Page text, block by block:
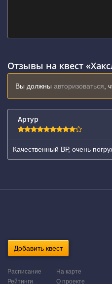
Отзывы на квест
Вы должны авторизоваться ,
Артур
Качественный ВР, очень
Добавить квест
Расписание
Рейтинги
На карте
О проекте